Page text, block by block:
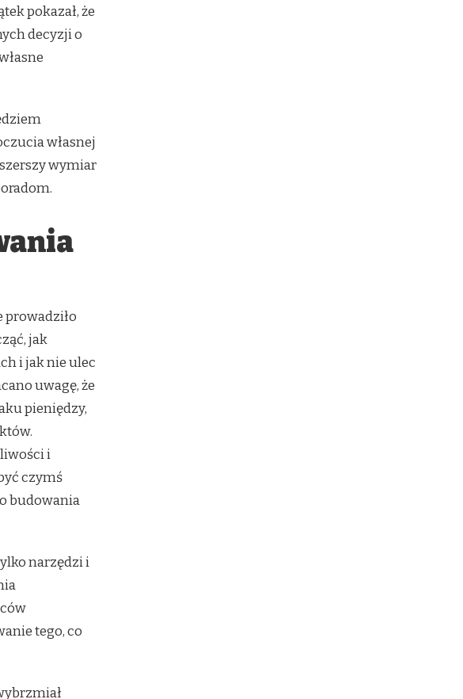
pokazał, że
decyzji o
własnej
wymiar
prowadziło
jak
i jak nie ulec
uwagę, że
pieniędzy,
i
czymś
budowania
narzędzi i
tego, co